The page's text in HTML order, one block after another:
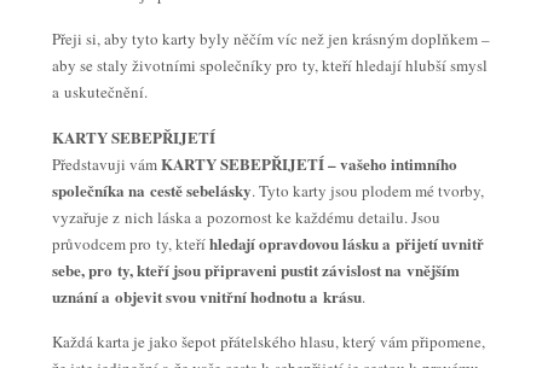
Přeji si, aby tyto karty byly něčím víc než jen krásným doplňkem –
aby se staly životními společníky pro ty, kteří hledají hlubší smysl
a uskutečnění.
KARTY SEBEPŘIJETÍ
Představuji vámKARTY SEBEPŘIJETÍ – vašeho intimního
společníka na cestě sebelásky. Tyto karty jsou plodem mé tvorby,
vyzařuje z nich láska a pozornost ke každému detailu. Jsou
průvodcem pro ty, kteříhledají opravdovou lásku a přijetí uvnitř
sebe, pro ty, kteří jsou připraveni pustit závislost na vnějším
uznání a objevit svou vnitřní hodnotu a krásu.
Každá karta je jako šepot přátelského hlasu, který vám připomene,